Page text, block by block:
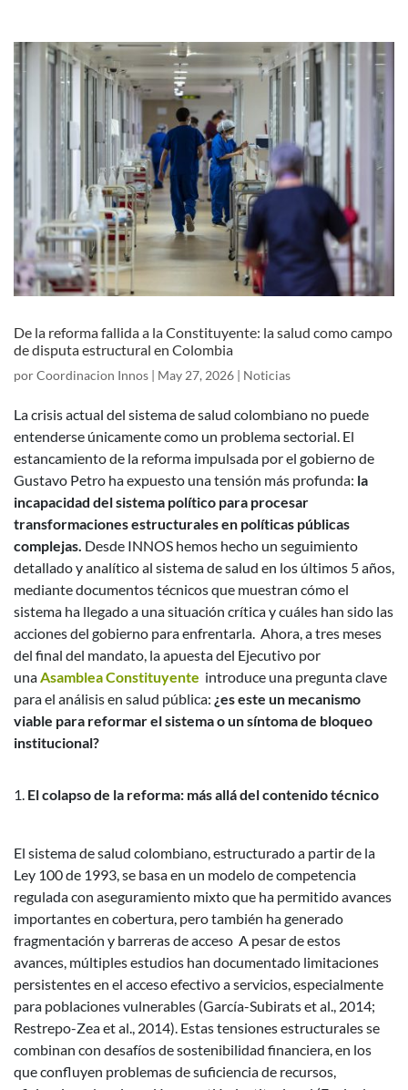
De la reforma fallida a la Constituyente: la salud como campo
de disputa estructural en Colombia
porCoordinacion Innos | May 27, 2026 | Noticias
La crisis actual del sistema de salud colombiano no puede
entenderse únicamente como un problema sectorial. El
estancamiento de la reforma impulsada por el gobierno de
Gustavo Petro ha expuesto una tensión más profunda: la
incapacidad del sistema político para procesar
transformaciones estructurales en políticas públicas
complejas. Desde INNOS hemos hecho un seguimiento
detallado y analítico al sistema de salud en los últimos 5 años,
mediante documentos técnicos que muestran cómo el
sistema ha llegado a una situación crítica y cuáles han sido las
acciones del gobierno para enfrentarla. Ahora, a tres meses
del final del mandato, la apuesta del Ejecutivo por
unaAsamblea Constituyente introduce una pregunta clave
para el análisis en salud pública: ¿es este un mecanismo
viable para reformar el sistema o un síntoma de bloqueo
institucional?
El colapso de la reforma: más allá del contenido técnico
El sistema de salud colombiano, estructurado a partir de la
Ley 100 de 1993, se basa en un modelo de competencia
regulada con aseguramiento mixto que ha permitido avances
importantes en cobertura, pero también ha generado
fragmentación y barreras de acceso A pesar de estos
avances, múltiples estudios han documentado limitaciones
persistentes en el acceso efectivo a servicios, especialmente
para poblaciones vulnerables (García-Subirats et al., 2014;
Restrepo-Zea et al., 2014). Estas tensiones estructurales se
combinan con desafíos de sostenibilidad financiera, en los
que confluyen problemas de suficiencia de recursos,